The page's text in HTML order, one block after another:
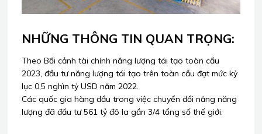
NHỮNG THÔNG TIN QUAN TRỌNG:
Theo Bối cảnh tài chính năng lượng tái tạo toàn cầu
2023, đầu tư năng lượng tái tạo trên toàn cầu đạt mức kỷ
lục 0,5 nghìn tỷ USD năm 2022.
Các quốc gia hàng đầu trong việc chuyển đổi năng năng
lượng đã đầu tư 561 tỷ đô la gần 3/4 tổng số thế giới.